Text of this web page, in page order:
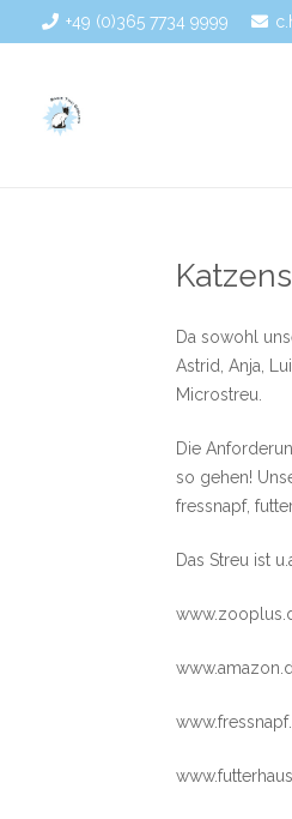
+49 (0)365 7734 9999
Da sowohl
Astrid, Anja,
Microstreu.
Die
so gehen!
fressnapf,
Das Streu ist